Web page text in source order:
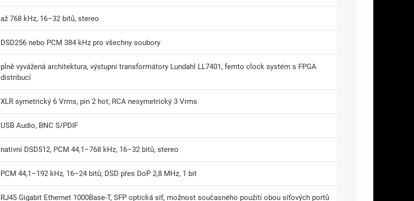
až 768 kHz, 16–32 bitů, stereo
DSD256 nebo PCM 384 kHz pro všechny soubory
plně vyvážená architektura, výstupní transformátory Lundahl LL7401, femto clock systém s FPGA
distribucí
XLR symetrický 6 Vrms, pin 2 hot; RCA nesymetrický 3 Vrms
USB Audio, BNC S/PDIF
nativní DSD512, PCM 44,1–768 kHz, 16–32 bitů, stereo
PCM 44,1–192 kHz, 16–24 bitů; DSD přes DoP 2,8 MHz, 1 bit
RJ45 Gigabit Ethernet 1000Base-T, SFP optická síť, možnost současného použití obou síťových portů